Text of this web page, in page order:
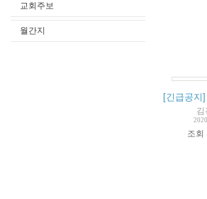
교회주보
월간지
[긴급공지
김
조회